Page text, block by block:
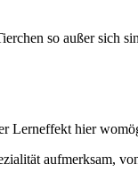
so außer sich
Lerneffekt hier
aufmerksam,